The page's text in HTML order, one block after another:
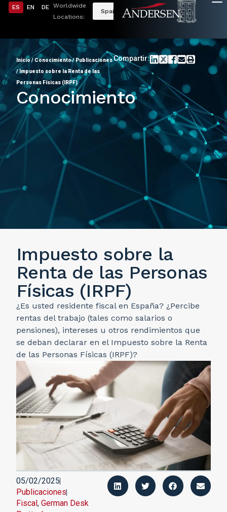
ES EN DE Worldwide
Locations:
Spain
Inicio/ Conocimiento/Publicaciones
/Impuesto sobre la Renta de las
Personas Físicas (IRPF)
Compartir:
Conocimiento
Impuesto sobre la
Renta de las Personas
Físicas (IRPF)
¿Es usted residente fiscal en España? ¿Percibe
rentas del trabajo (tales como salarios o
pensiones), intereses u otros rendimientos que
se deban declarar en el Impuesto sobre la Renta
de las Personas Físicas (IRPF)?
05/02/2025
Publicaciones
Fiscal , German Desk